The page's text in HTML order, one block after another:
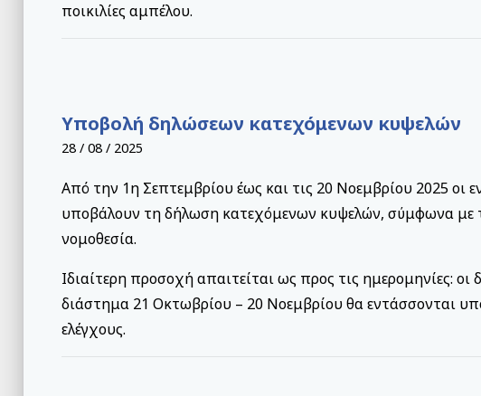
ποικιλίες αμπέλου.
Yποβολή δηλώσεων κατεχόμενων κυψελών
28 / 08 / 2025
Από την 1η Σεπτεμβρίου έως και τις 20 Νοεμβρίου 2025 οι
υποβάλουν τη δήλωση κατεχόμενων κυψελών, σύμφωνα με
νομοθεσία.
Ιδιαίτερη προσοχή απαιτείται ως προς τις ημερομηνίες:
διάστημα 21 Οκτωβρίου – 20 Νοεμβρίου θα εντάσσονται
ελέγχους.